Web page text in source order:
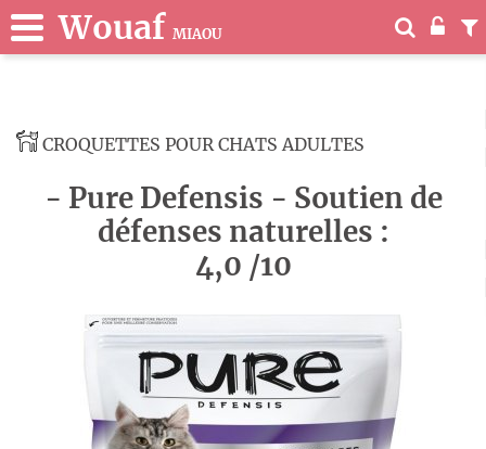
Wouaf MIAOU
CROQUETTES POUR CHATS ADULTES
- Pure Defensis - Soutien de
défenses naturelles :
4,0 /10